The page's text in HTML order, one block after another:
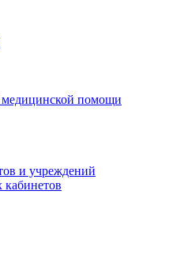
медицинской помощи
и учреждений
кабинетов